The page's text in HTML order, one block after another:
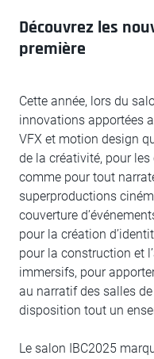
Découvrez les
première
Cette année, lors du
innovations apportées
VFX et motion design
de la créativité, pour
comme pour tout
superproductions
couverture
pour la création
pour la construction et
immersifs, pour
au narratif des salles
disposition tout un
Le salon IBC2025